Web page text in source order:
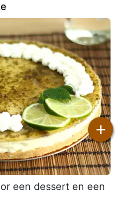
een dessert en een
+